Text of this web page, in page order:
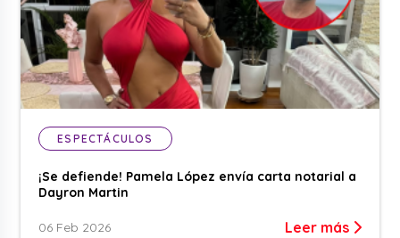
ESPECTÁCULOS
¡Se defiende! Pamela López envía carta notarial a
Dayron Martin
06 Feb 2026 Leer más